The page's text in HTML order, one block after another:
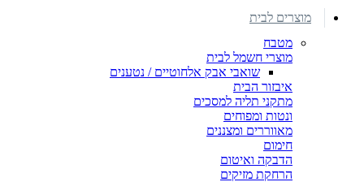
מוצרים לבית
מטבח
מוצרי חשמל לבית
שואבי אבק אלחוטיים / נטענים
איבזור הבית
מתקני תליה למסכים
ונטות ומפוחים
מאווררים ומצננים
חימום
הדבקה ואיטום
הרחקת מזיקים